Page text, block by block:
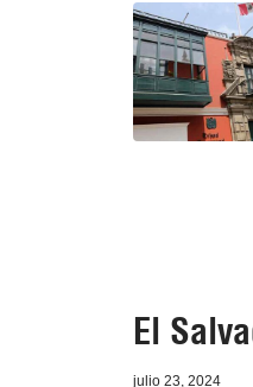
El
julio 23, 2024